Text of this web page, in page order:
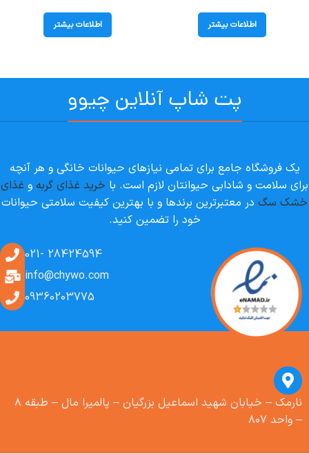
اطلاعات بیشتر
1/3 کیلوگرم
اطلاعات بیشتر
پت شاپ آنلاین چیوو
یک فروشگاه جامع برای تمامی نیازهای حیوانات خانگی و هر آنچه
برای سلامت و شادابی حیوانتان لازم است. با خرید غذای گربه و غذای
خشک سگ در معتبرترین برندها و با بهترین کیفیت سلامتی حیوانات
خود را تضمین کنید.
28424594 -021
info@chywo.com
09360203775
نارمک – خیابان شهید اسماعیل بزرگیان – پالمیرا مال – طبقه ۸
– واحد ۸۰۷